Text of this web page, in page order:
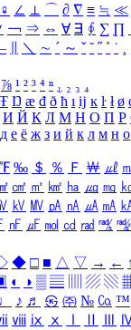
♀ ∠ ⊥ ⌒ ∂ ∇ ≡ ≒ ≪
￢ ⇒ ⇔ ∀ ∃ ∮ ∑ ∏
＼ ∼ ´ ～ ˇ ˘ ˝ ˚ ˙ ¸
⅞ ¹ ² ³ ⁴ ⁿ ₁ ₂ ₃ ₄
Ŧ Ŋ æ đ ð ħ ı ĳ ĸ ŀ ł ø
И Й К Л М Н О П Р
д е ё ж з и й к л м н о
℉ ‰ ＄ ％ Ｆ ￦ ㎕
㎠ ㎡ ㎢ ㏊ ㎍ ㎎
㎸ ㎹ ㎀ ㎁ ㎂ ㎃
㎋ ㎌ ㏖ ㏅ ㎭ ㎮ ㎯
◆ □ ■ △ ▽ → ←
◐ ◑ ▒ ▤ ▨ ▧
♪ ♬ ㉿ ㈜ № ㏇ ™
ⅷ ⅸ ⅹ